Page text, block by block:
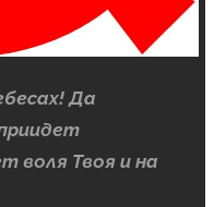
Да
воля Твоя и на